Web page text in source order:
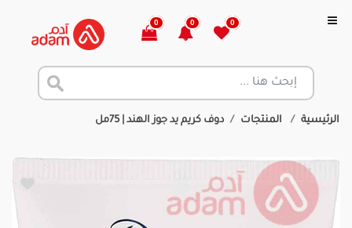
0
0
0
الرئيسية المنتجات دوف كريم يد جوز الهند | 75مل